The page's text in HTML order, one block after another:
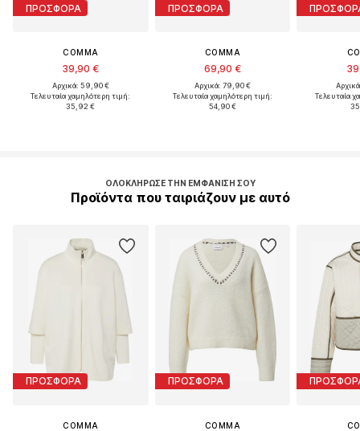
ΠΡΟΣΦΟΡΑ
COMMA
39,90 €
Αρχικά: 59,90 €
Τελευταία χαμηλότερη τιμή:
35,92 €
ΠΡΟΣΦΟΡΑ
COMMA
69,90 €
Αρχικά: 79,90 €
Τελευταία χαμηλότερη τιμή:
54,90 €
Τελευταία
ΟΛΟΚΛΉΡΩΣΕ ΤΗΝ ΕΜΦΆΝΙΣΉ ΣΟΥ
Προϊόντα που ταιριάζουν με αυτό
ΠΡΟΣΦΟΡΑ
COMMA
ΠΡΟΣΦΟΡΑ
COMMA